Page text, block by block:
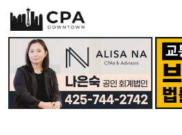
Skip to main content